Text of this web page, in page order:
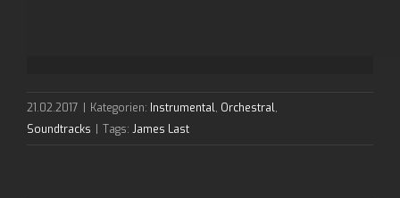
21.02.2017 Kategorien: Instrumental, Orchestral,
Soundtracks
Tags: James Last